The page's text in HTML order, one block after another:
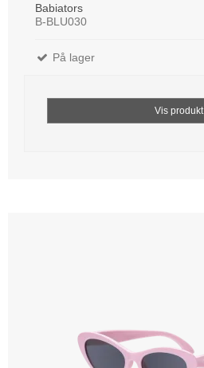
Babiators
B-BLU030
På lager
Vis produkt